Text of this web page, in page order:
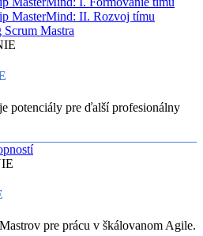
MasterMind: II. Rozvoj tímu
Mastra
potenciály pre ďalší profesionálny
pre prácu v škálovanom Agile.